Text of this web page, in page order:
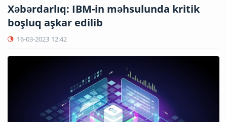
Xəbərdarlıq: IBM-in məhsulunda kritik
boşluq aşkar edilib
16-03-2023 12:42